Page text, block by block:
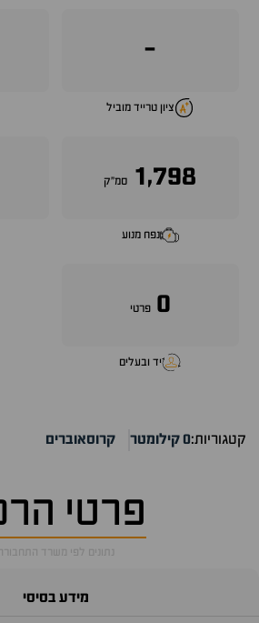
-
ציון טרייד מוביל
1,798 סמ״ק
נפח מנוע
0 פרטי
יד ובעלים
קטגוריות:0 קילומטר קרוסאוברים
פרטי
נתונים לפי משרד
מידע בסיסי